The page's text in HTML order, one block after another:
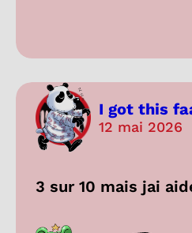
I got this
12 mai 2026
3 sur 10 mais jai